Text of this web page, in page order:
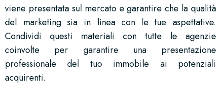
viene presentata sul mercato e garantire che la qualità
del marketing sia in linea con le tue aspettative.
Condividi questi materiali con tutte le agenzie
coinvolte per garantire una presentazione
professionale del tuo immobile ai potenziali
acquirenti.